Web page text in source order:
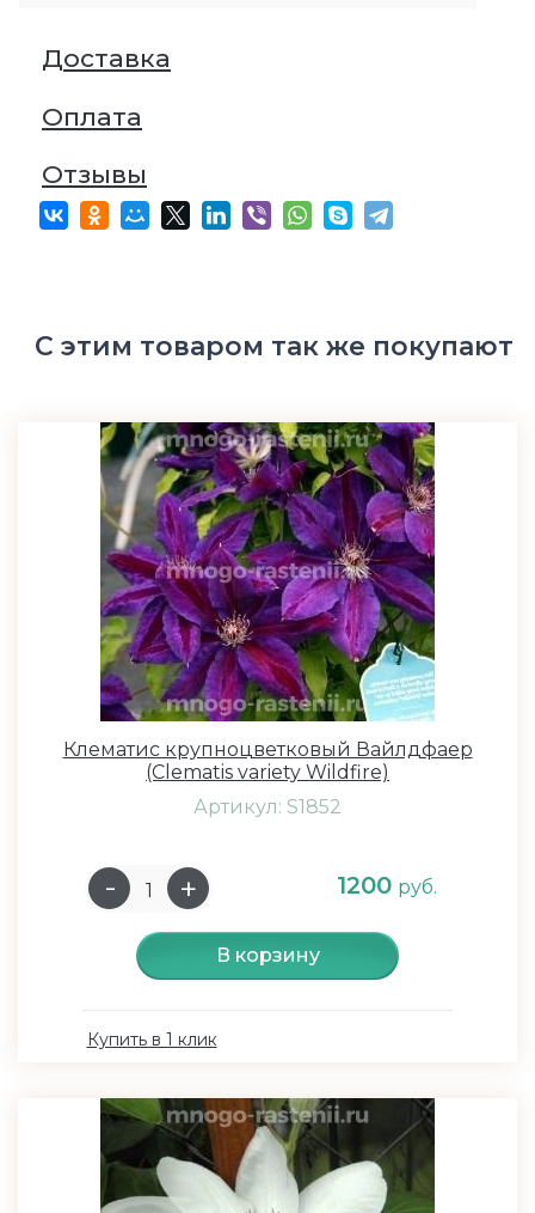
Доставка
Оплата
Отзывы
С этим товаром так же покупают
Клематис крупноцветковый Вайлдфаер
(Clematis variety Wildfire)
Артикул: S1852
1200 руб.
В корзину
Купить в 1 клик